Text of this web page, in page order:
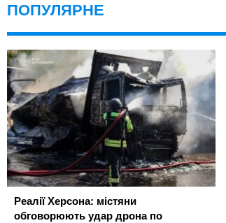
ПОПУЛЯРНЕ
Реалії Херсона: містяни
обговорюють удар дрона по